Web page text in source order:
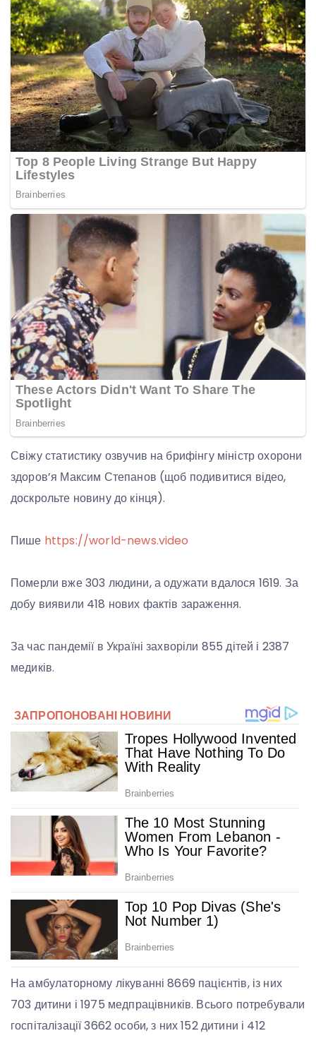
Свіжу статистику озвучив на брифінгу міністр охорони
здоров’я Максим Степанов (щоб подивитися відео,
доскрольте новину до кінця).
Пише https://world-news.video
Померли вже 303 людини, а одужати вдалося 1619. За
добу виявили 418 нових фактів зараження.
За час пандемії в Україні захворіли 855 дітей і 2387
медиків.
На амбулаторному лікуванні 8669 пацієнтів, із них
703 дитини і 1975 медпрацівників. Всього потребували
госпіталізації 3662 особи, з них 152 дитини і 412